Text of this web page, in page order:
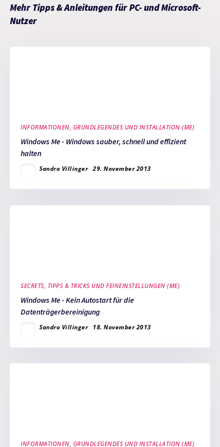
Mehr Tipps & Anleitungen für PC- und Microsoft-
Nutzer
INFORMATIONEN, GRUNDLEGENDES UND INSTALLATION (ME)
Windows Me - Windows sauber, schnell und effizient
halten
Sandro Villinger 29. November 2013
SECRETS, TIPPS & TRICKS UND FEINEINSTELLUNGEN (ME)
Windows Me - Kein Autostart für die
Datenträgerbereinigung
Sandro Villinger 18. November 2013
INFORMATIONEN, GRUNDLEGENDES UND INSTALLATION (ME)